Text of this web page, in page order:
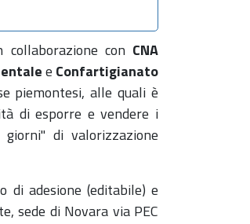
collaborazione con CNA
e Confartigianato
piemontesi, alle quali è
di esporre e vendere i
di valorizzazione
di adesione (editabile) e
, sede di Novara via PEC